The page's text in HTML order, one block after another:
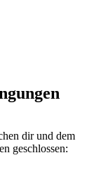
dir und dem
geschlossen: